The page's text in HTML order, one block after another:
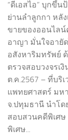
“ดีเอสไอ” บุกขึ้
ย่านลำลูกกา หลัง
ขายของออนไลน์
อาญา มั่นใจอายั
อสังหาริมทรัพย์ ด้
ตรวจสอบวงจรเ
ต.ค.2567 – ที่บริ
แพทยศาสตร์ มห
จ.ปทุมธานี นำโด
สอบสวนคดีพิเศ
พิเศษ...